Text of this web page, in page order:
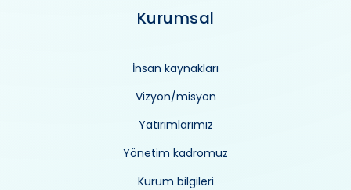
Kurumsal
İnsan kaynakları
Vizyon/misyon
Yatırımlarımız
Yönetim kadromuz
Kurum bilgileri